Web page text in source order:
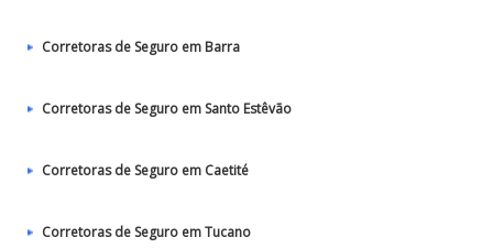
Corretoras de Seguro em Barra
Corretoras de Seguro em Santo Estêvão
Corretoras de Seguro em Caetité
Corretoras de Seguro em Tucano